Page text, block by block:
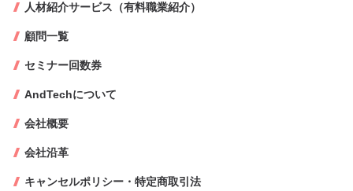
人材紹介サービス（有料職業紹介）
顧問一覧
セミナー回数券
AndTechについて
会社概要
会社沿革
キャンセルポリシー・特定商取引法